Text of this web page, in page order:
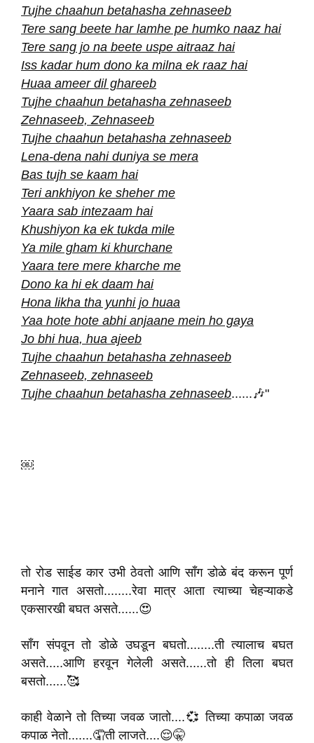
Tujhe chaahun betahasha zehnaseeb
Tere sang beete har lamhe pe humko naaz hai
Tere sang jo na beete uspe aitraaz hai
Iss kadar hum dono ka milna ek raaz hai
Huaa ameer dil ghareeb
Tujhe chaahun betahasha zehnaseeb
Zehnaseeb, Zehnaseeb
Tujhe chaahun betahasha zehnaseeb
Lena-dena nahi duniya se mera
Bas tujh se kaam hai
Teri ankhiyon ke sheher me
Yaara sab intezaam hai
Khushiyon ka ek tukda mile
Ya mile gham ki khurchane
Yaara tere mere kharche me
Dono ka hi ek daam hai
Hona likha tha yunhi jo huaa
Yaa hote hote abhi anjaane mein ho gaya
Jo bhi hua, hua ajeeb
Tujhe chaahun betahasha zehnaseeb
Zehnaseeb, zehnaseeb
Tujhe chaahun betahasha zehnaseeb......🎶"
￼
तो रोड साईड कार उभी ठेवतो आणि साँग डोळे बंद करून पूर्ण
मनाने गात असतो........रेवा मात्र आता त्याच्या चेहऱ्याकडे
एकसारखी बघत असते......😍
सॉंग संपवून तो डोळे उघडून बघतो........ती त्यालाच बघत
असते.....आणि हरवून गेलेली असते......तो ही तिला बघत
बसतो......🥰
काही वेळाने तो तिच्या जवळ जातो....💞 तिच्या कपाळा जवळ
कपाळ नेतो.......🤦ती लाजते....😌🤫